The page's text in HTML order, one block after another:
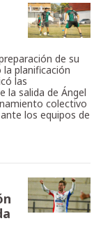
de su
planificación
las
la salida de Ángel
colectivo
los equipos de